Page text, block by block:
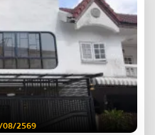
08/2569